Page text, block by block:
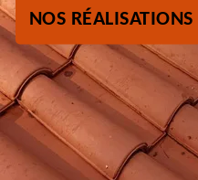
NOS RÉALISATIONS